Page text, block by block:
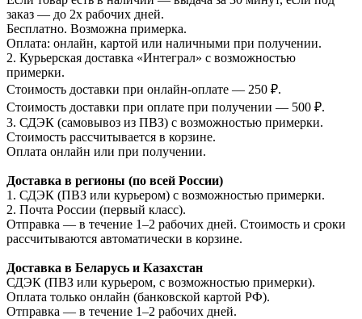
заказ — до 2х рабочих дней.
Бесплатно. Возможна примерка.
Оплата: онлайн, картой или наличными при получении.
2. Курьерская доставка «Интеграл» с возможностью
примерки.
Стоимость доставки при онлайн-оплате — 250 ₽.
Стоимость доставки при оплате при получении — 500 ₽.
3. СДЭК (самовывоз из ПВЗ) с возможностью примерки.
Стоимость рассчитывается в корзине.
Оплата онлайн или при получении.
Доставка в регионы (по всей России)
1. СДЭК (ПВЗ или курьером) с возможностью примерки.
2. Почта России (первый класс).
Отправка — в течение 1–2 рабочих дней. Стоимость и сроки
рассчитываются автоматически в корзине.
Доставка в Беларусь и Казахстан
СДЭК (ПВЗ или курьером, с возможностью примерки).
Оплата только онлайн (банковской картой РФ).
Отправка — в течение 1–2 рабочих дней.